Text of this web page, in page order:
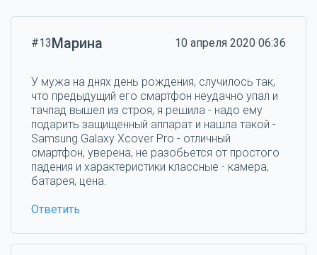
#13Марина 10 апреля 2020 06:36
У мужа на днях день рождения, случилось так,
что предыдущий его смартфон неудачно упал и
тачпад вышел из строя, я решила - надо ему
подарить защищенный аппарат и нашла такой -
Samsung Galaxy Xcover Pro - отличный
смартфон, уверена, не разобьется от простого
падения и характеристики классные - камера,
батарея, цена.
Ответить